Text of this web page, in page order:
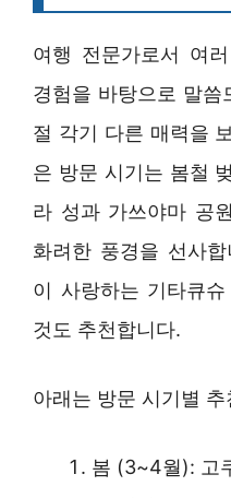
여행 전문가로서 여
경험을 바탕으로 말씀
절 각기 다른 매력을
은 방문 시기는 봄철
라 성과 가쓰야마 공
화려한 풍경을 선사
이 사랑하는 기타큐
것도 추천합니다.
아래는 방문 시기별
봄 (3~4월): 고